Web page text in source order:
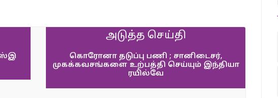
அடுத்த செய்தி
கொரோனா தடுப்பு பணி ; சானிடைசர்,
முகக்கவசங்களை உற்பத்தி செய்யும் இந்தியா
ரயில்வே